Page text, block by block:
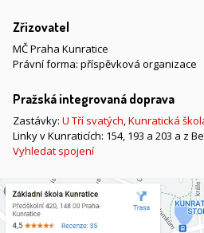
Zřizovatel
MČ Praha Kunratice
Právní forma: příspěvková organizace
Pražská integrovaná doprava
Zastávky: U Tří svatých,Kunratická
Linky v Kunraticích: 154, 193 a 203 a z
Vyhledat spojení